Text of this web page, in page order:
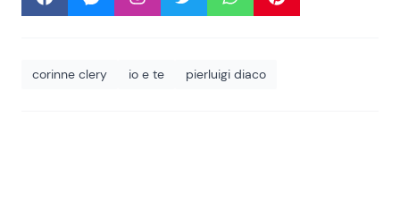
corinne clery io e te pierluigi diaco